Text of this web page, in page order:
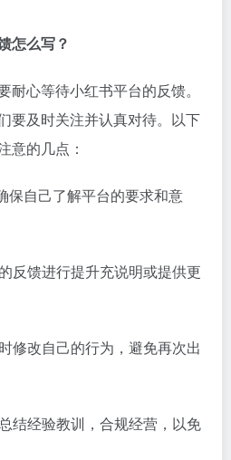
怎么写？
耐心等待小红书平台的反馈。
要及时关注并认真对待。以下
意的几点：
保自己了解平台的要求和意
反馈进行提升充说明或提供更
修改自己的行为，避免再次出
结经验教训，合规经营，以免